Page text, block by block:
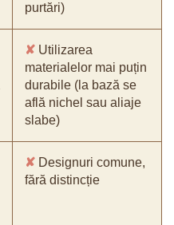
purtări)
✘ Utilizarea
materialelor mai puțin
durabile (la bază se
află nichel sau aliaje
slabe)
✘ Designuri comune,
fără distincție